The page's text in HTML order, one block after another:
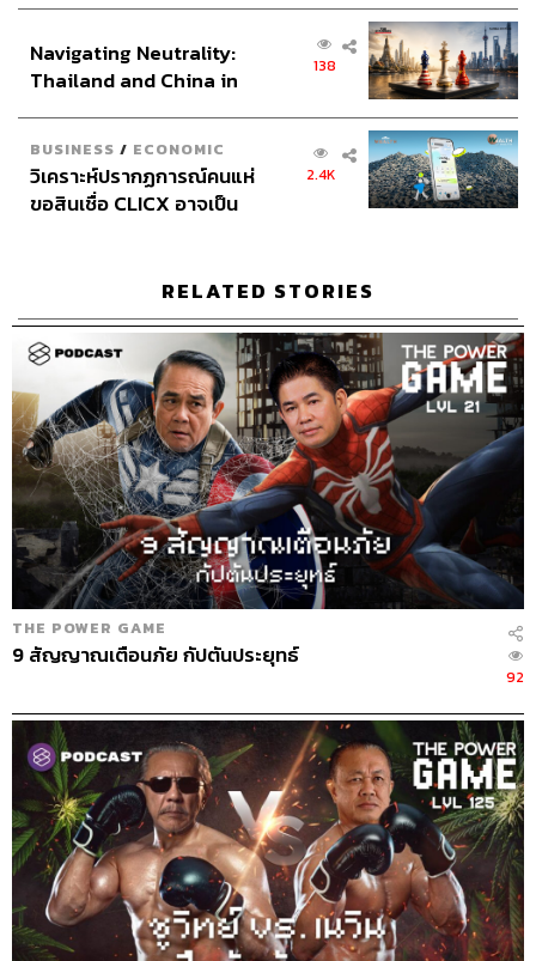
Co-host
พลวุฒิ สงสกุล
Show Creatorสรกล อดุลยานนท์, นครินทร์ วนกิจไพบูลย์
Show Producerอธิษฐาน กาญจนะพงศ์
Creativeนัทธมน หัวใจ
Channel Managerเชษฐพงศ์ ชูประดิษฐ์
Sound Designer & Engineerกฤตพล จียะเกียรติ
Sound Recording Engineersขจีพรรณ วิจิตรรัตน์
Art Directorฉัตรชัย เฉยชิต
Proofreadersลักษณ์นารา พักตร์เพียงจันทร์, วรรษมล สิงห
โกมล, ภาวิกา ขันติศรีสกุล, นัฐฐา สอนกลิ่น, พรนภัส ชำนาญ
ค้า, ชนเนตร ลอยครุฑ
อารยา ปานศรี
Channel Adminเอกราช มอเซอร์
Social Media Adminsสุทธกิตติ์​ สุทธาวรรณกุล, ธิติกร ลิ้ม
ทองมณี, วิมลณัฐ พรศิริอนันต์, วนัชพร ดวงนิล
Archive Officerชริน จำปาวัน
อินโดนีเซีย
Navigating Neutrality:
Thailand and China in
138
BUSINESS / ECONOMIC
วิเคราะห์ปรากฏการณ์คนแห่
ขอสินเชื่อ CLICX อาจเป็น
2.4K
RELATED STORIES
THE POWER GAME
9 สัญญาณเตือนภัย กัปตันประยุทธ์
92